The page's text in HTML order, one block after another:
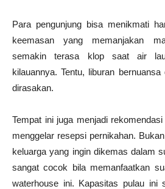
Para pengunjung bisa menikmati
keemasan yang memanjakan
semakin terasa klop saat air
kilauannya. Tentu, liburan
dirasakan.
Tempat ini juga menjadi
menggelar resepsi pernikahan.
keluarga yang ingin dikemas dalam
sangat cocok bila memanfaatkan
waterhouse ini. Kapasitas pulau ini